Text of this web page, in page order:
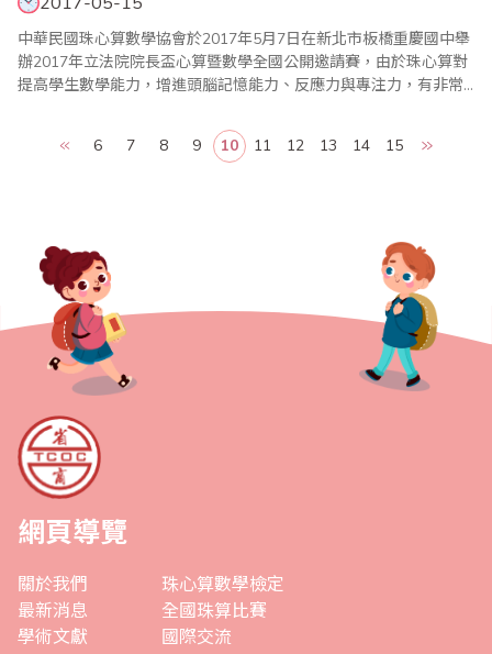
中華民國珠心算數學協會於2017年5月7日在新北市板橋重慶國中舉
辦2017年立法院院長盃心算暨數學全國公開邀請賽，由於珠心算對
提高學生數學能力，增進頭腦記憶能力、反應力與專注力，有非常
會考，一場結合「專心」、「細心」、「耐心」的比賽，光是監考
老師就動員一百多位，此賽乃訓練選手的膽識，讓學子們知道如何
6 7 8 9 10 11 12 13 14 15
網頁導覽
關於我們
最新消息
學術文獻
珠心算數學檢定
全國珠算比賽
國際交流